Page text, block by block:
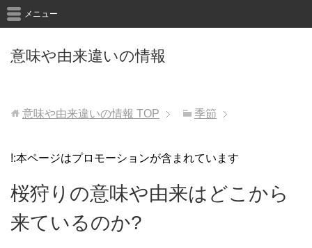
意味や由来違いの情報
メニュー
意味や由来違いの情報 TOP 季節
!:本ページはプロモーションが含まれています
桜狩りの意味や由来はどこから
来ているのか?